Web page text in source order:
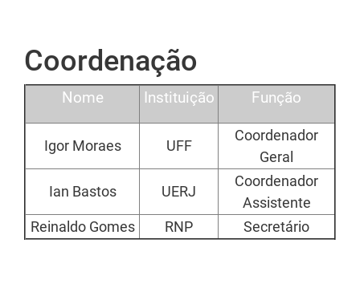
Texto
Coordenação
Nome Instituição Função
Igor Moraes UFF
Coordenador
Geral
Ian Bastos UERJ
Coordenador
Assistente
Reinaldo Gomes
RNP Secretário